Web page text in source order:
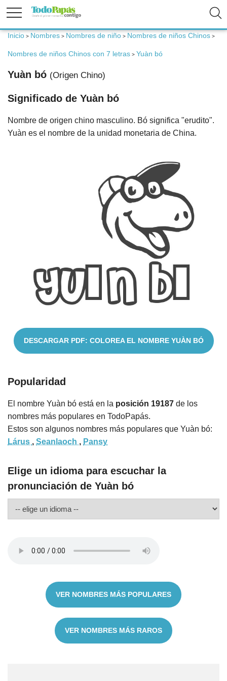
Fertilidad
Embarazo
Bebé
Niños
Inicio > Nombres > Nombres de niño > Nombres de niños Chinos >
Nombres de niños Chinos con 7 letras > Yuàn bó
Yuàn bó (Origen Chino)
Significado de Yuàn bó
Nombre de origen chino masculino. Bó significa "erudito".
Yuàn es el nombre de la unidad monetaria de China.
DESCARGAR PDF: COLOREA EL NOMBRE YUÀN BÓ
Popularidad
El nombre Yuàn bó está en la posición 19187 de los
nombres más populares en TodoPapás.
Estos son algunos nombres más populares que Yuàn bó:
Lárus , Seanlaoch , Pansy
Elige un idioma para escuchar la
pronunciación de Yuàn bó
VER NOMBRES MÁS POPULARES
VER NOMBRES MÁS RAROS